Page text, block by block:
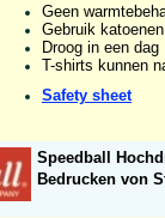
Geen
Gebruik
Droog in een dag
T-shirts kunnen
Safety sheet
Speedball
Bedrucken von